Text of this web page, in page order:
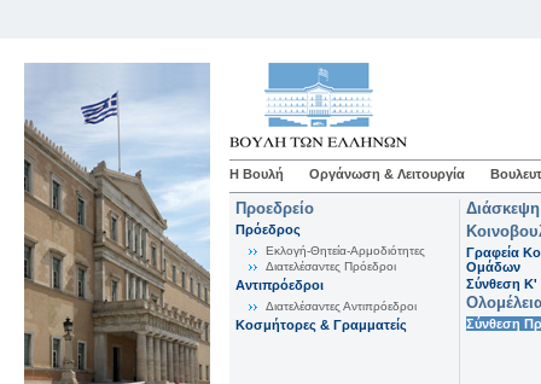
Η Βουλή Οργάνωση & Λειτουργία
Προεδρείο
Πρόεδρος
Εκλογή-Θητεία-Αρμοδιότητες
Διατελέσαντες Πρόεδροι
Αντιπρόεδροι
Διατελέσαντες Αντιπρόεδροι
Κοσμήτορες & Γραμματείς
Γραφεία
Ομάδων
Σύνθεση K'
Σύνθεση